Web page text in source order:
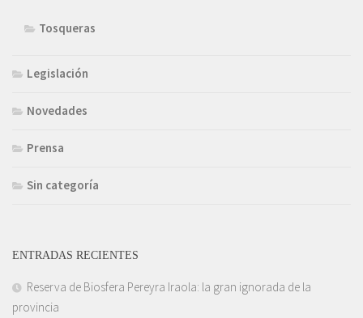
Tosqueras
Legislación
Novedades
Prensa
Sin categoría
ENTRADAS RECIENTES
Reserva de Biosfera Pereyra Iraola: la gran ignorada de la
provincia